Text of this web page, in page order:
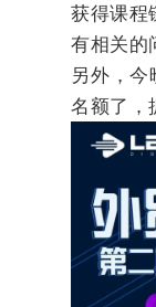
获得课程
有相关的
另外，今
名额了，